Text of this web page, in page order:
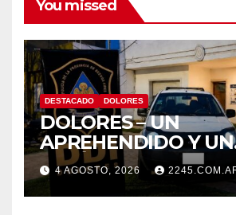
You missed
DESTACADO DOLORES
DOLORES – UN
APREHENDIDO Y UN
VEHÍCULO
TRAS DISPAROS Y
AMENAZAS
4 AGOSTO, 2026